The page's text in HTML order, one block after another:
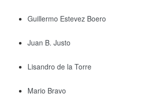
Guillermo Estevez Boero
Juan B. Justo
Lisandro de la Torre
Mario Bravo